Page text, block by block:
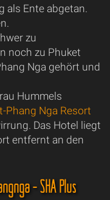
als Ente abgetan.
zu
noch zu Phuket
Nga gehört und
Hummels
Phang Nga Resort
Das Hotel liegt
entfernt an den
- SHA Plus